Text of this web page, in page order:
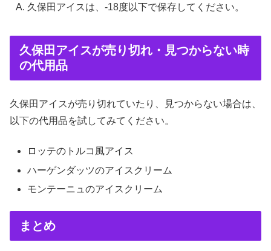
A. 久保田アイスは、-18度以下で保存してください。
久保田アイスが売り切れ・見つからない時
の代用品
久保田アイスが売り切れていたり、見つからない場合は、
以下の代用品を試してみてください。
ロッテのトルコ風アイス
ハーゲンダッツのアイスクリーム
モンテーニュのアイスクリーム
まとめ